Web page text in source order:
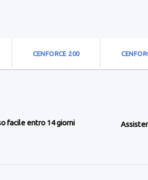
CENFORCE 200
facile entro 14 giorni